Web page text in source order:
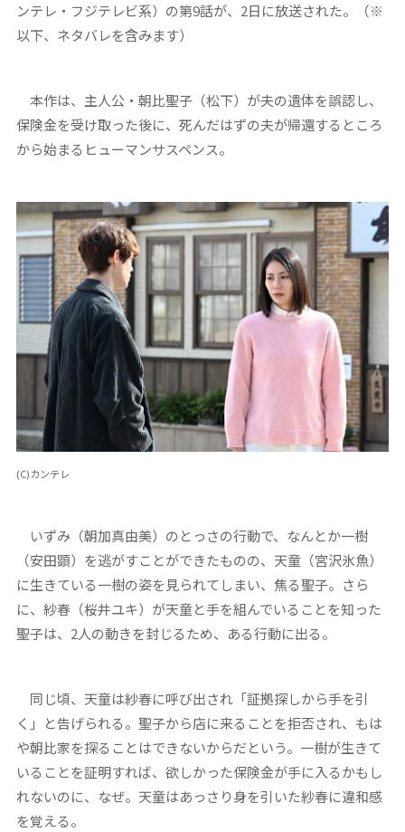
ンテレ・フジテレビ系）の第9話が、2日に放送された。（※
以下、ネタバレを含みます）
本作は、主人公・朝比聖子（松下）が夫の遺体を誤認し、
保険金を受け取った後に、死んだはずの夫が帰還するところ
から始まるヒューマンサスペンス。
(C)カンテレ
いずみ（朝加真由美）のとっさの行動で、なんとか一樹
（安田顕）を逃がすことができたものの、天童（宮沢氷魚）
に生きている一樹の姿を見られてしまい、焦る聖子。さら
に、紗春（桜井ユキ）が天童と手を組んでいることを知った
聖子は、2人の動きを封じるため、ある行動に出る。
同じ頃、天童は紗春に呼び出され「証拠探しから手を引
く」と告げられる。聖子から店に来ることを拒否され、もは
や朝比家を探ることはできないからだという。一樹が生きて
いることを証明すれば、欲しかった保険金が手に入るかもし
れないのに、なぜ。天童はあっさり身を引いた紗春に違和感
を覚える。